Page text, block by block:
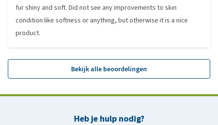
fur shiny and soft. Did not see any improvements to skin
condition like softness or anything, but otherwise it is a nice
product.
Bekijk alle beoordelingen
Heb je hulp nodig?